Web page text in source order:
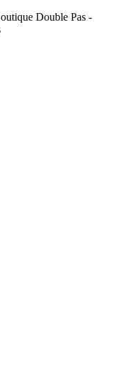
Double Pas -